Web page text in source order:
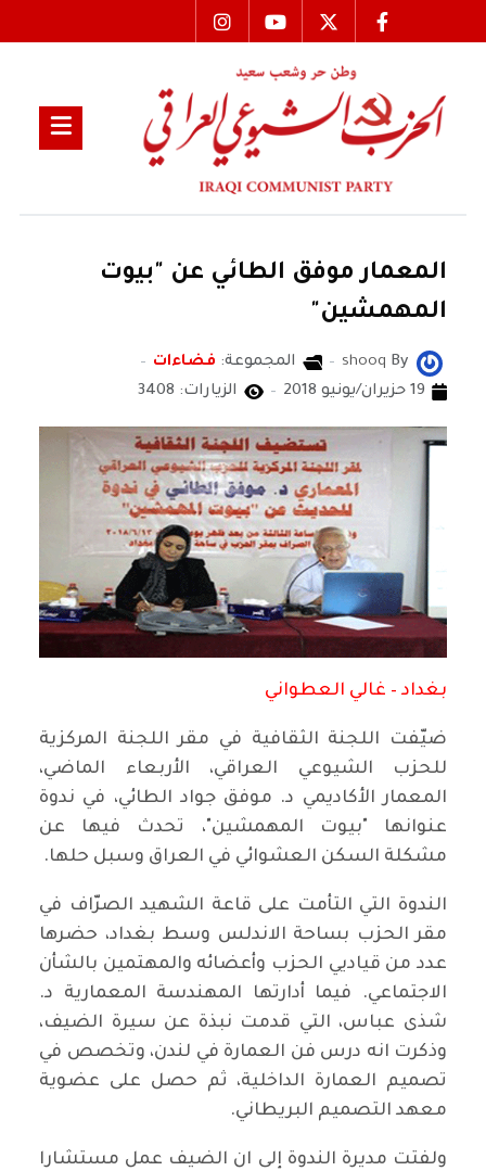
المعمار موفق الطائي عن "بيوت
المهمشين"
By
shooq المجموعة: فضاءات
19 حزيران/يونيو 2018
الزيارات: 3408
بغداد – غالي العطواني
ضيّفت اللجنة الثقافية في مقر اللجنة المركزية
للحزب الشيوعي العراقي، الأربعاء الماضي،
المعمار الأكاديمي د. موفق جواد الطائي، في ندوة
عنوانها "بيوت المهمشين"، تحدث فيها عن
مشكلة السكن العشوائي في العراق وسبل حلها.
الندوة التي التأمت على قاعة الشهيد الصرّاف في
مقر الحزب بساحة الاندلس وسط بغداد، حضرها
عدد من قياديي الحزب وأعضائه والمهتمين بالشأن
الاجتماعي. فيما أدارتها المهندسة المعمارية د.
شذى عباس، التي قدمت نبذة عن سيرة الضيف،
وذكرت انه درس فن العمارة في لندن، وتخصص في
تصميم العمارة الداخلية، ثم حصل على عضوية
معهد التصميم البريطاني.
ولفتت مديرة الندوة إلى ان الضيف عمل مستشارا